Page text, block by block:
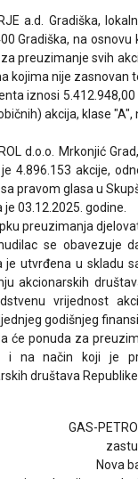
a.d. Gradiška,
Gradiška, na
preuzimanje svih
kojima nije zasnovan
iznosi 5.412.948,00
akcija, klase
d.o.o. Mrkonjić
4.896.153 akcije,
pravom glasa u
03.12.2025. godine.
preuzimanja
se obavezuje
je utvrđena u skladu
akcionarskih
vrijednost
godišnjeg
će ponuda za
i na način koji je
društava Republike
GAS-
Nova